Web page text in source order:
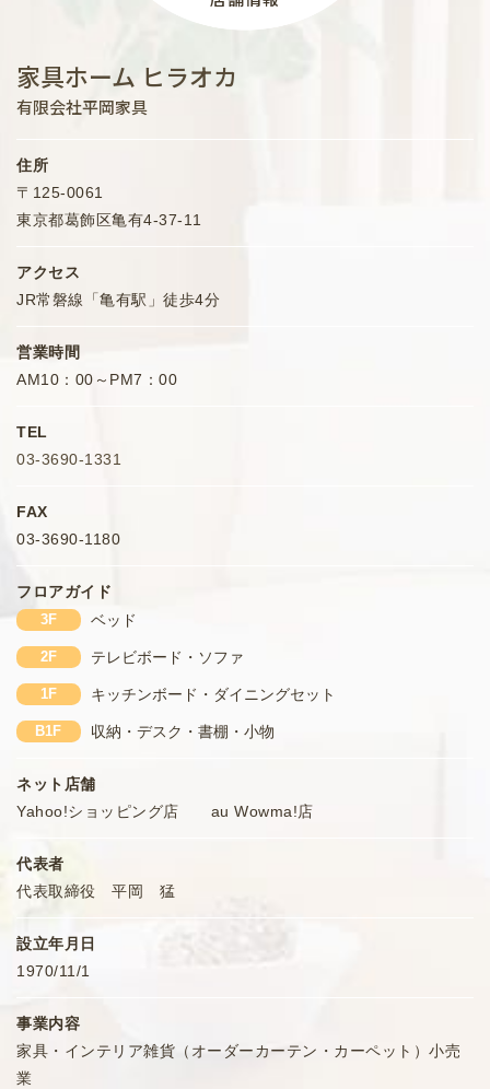
家具ホーム ヒラオカ
有限会社平岡家具
住所
〒125-0061
東京都葛飾区亀有4-37-11
アクセス
JR常磐線「亀有駅」徒歩4分
営業時間
AM10：00～PM7：00
TEL
03-3690-1331
FAX
03-3690-1180
フロアガイド
3F ベッド
2F テレビボード・ソファ
1F キッチンボード・ダイニングセット
B1F 収納・デスク・書棚・小物
ネット店舗
Yahoo!ショッピング店 au Wowma!店
代表者
代表取締役 平岡 猛
設立年月日
1970/11/1
事業内容
家具・インテリア雑貨（オーダーカーテン・カーペット）小売
業